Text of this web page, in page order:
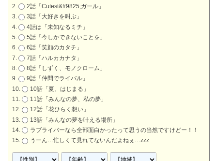
2話「Cutest&#9825;ガール」
3話「大好きを叫ぶ」
4話は「未知なるミチ」
5話「今しかできないことを」
6話「笑顔のカタチ」
7話「ハルカカナタ」
8話「しずく、モノクローム」
9話「仲間でライバル」
10話「夏、はじまる」
11話「みんなの夢、私の夢」
12話「花ひらく想い」
13話「みんなの夢を叶える場所」
ラブライバーなら全部面白かったって思うの当然ですけどー！！
うーん…忙しくて見れてないんだよねぇ…zzz